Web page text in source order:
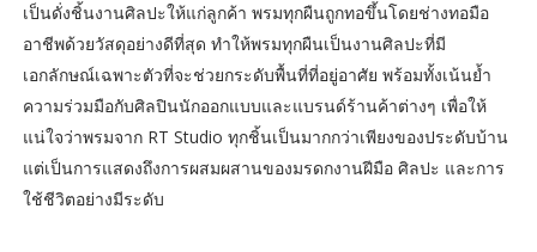
เป็นดั่งชิ้นงานศิลปะให้แก่ลูกค้า พรมทุกผืนถูกทอขึ้นโดยช่างทอมือ
อาชีพด้วยวัสดุอย่างดีที่สุด ทำให้พรมทุกผืนเป็นงานศิลปะที่มี
เอกลักษณ์เฉพาะตัวที่จะช่วยกระดับพื้นที่ที่อยู่อาศัย พร้อมทั้งเน้นย้ำ
ความร่วมมือกับศิลปินนักออกแบบและแบรนด์ร้านค้าต่างๆ เพื่อให้
แน่ใจว่าพรมจาก RT Studio ทุกชิ้นเป็นมากกว่าเพียงของประดับบ้าน
แต่เป็นการแสดงถึงการผสมผสานของมรดกงานฝีมือ ศิลปะ และการ
ใช้ชีวิตอย่างมีระดับ